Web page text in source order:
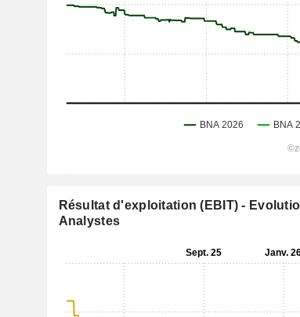
Résultat d'exploitation (EBIT) -
Analystes